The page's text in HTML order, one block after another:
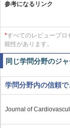
参考になるリンク
*すべてのレビュープロ
能性があります。
同じ学問分野のジ
学問分野内の信頼
Journal of